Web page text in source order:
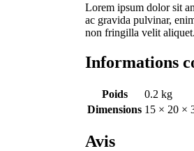
Lorem ipsum dolor sit
ac gravida pulvinar,
non fringilla velit aliquet.
Informations
Poids
0.2 kg
Dimensions 15 × 20 ×
Avis